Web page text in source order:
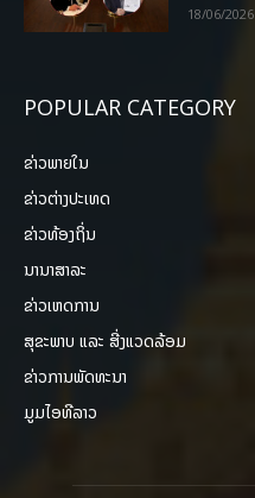
18/06/2026
POPULAR CATEGORY
ຂ່າວພາຍ​ໃນ
ຂ່າວຕ່າງປະເທດ
ຂ່າວທ້ອງຖິ່ນ
ນານາສາລະ
ຂ່າວເຫດການ
ສຸຂະພາບ ແລະ ສີ່ງແວດລ້ອມ
ຂ່າວການພັດທະນາ
ມູມໄອທີລາວ